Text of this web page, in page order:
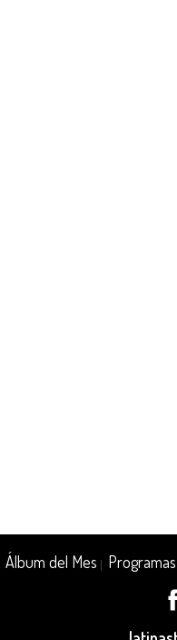
|Álbum del Mes Programas